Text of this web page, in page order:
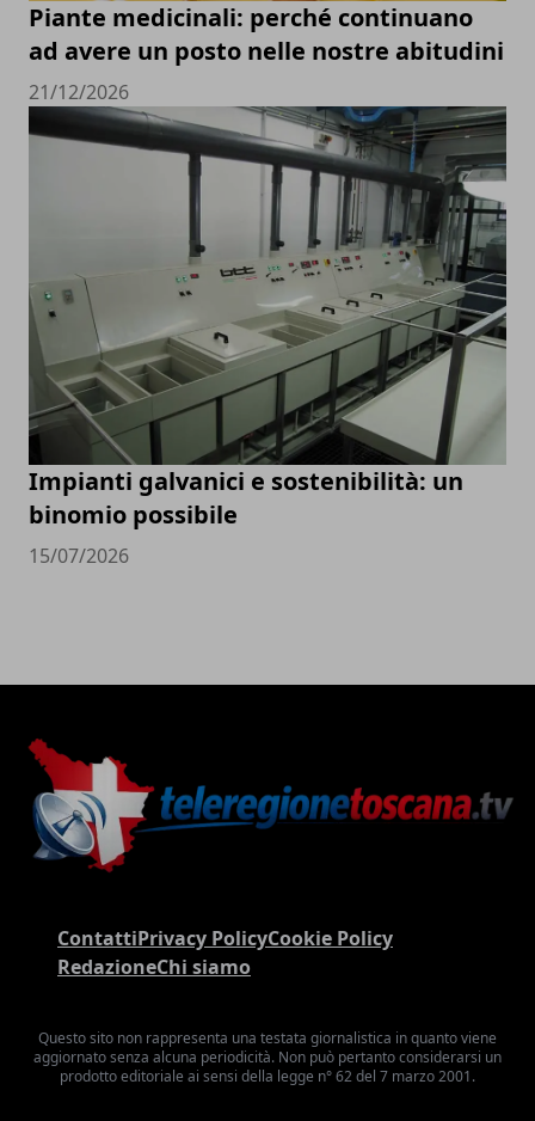
Piante medicinali: perché continuano
ad avere un posto nelle nostre abitudini
21/12/2026
Impianti galvanici e sostenibilità: un
binomio possibile
15/07/2026
ContattiPrivacy PolicyCookie Policy
RedazioneChi siamo
Questo sito non rappresenta una testata giornalistica in quanto viene
aggiornato senza alcuna periodicità. Non può pertanto considerarsi un
prodotto editoriale ai sensi della legge n° 62 del 7 marzo 2001.